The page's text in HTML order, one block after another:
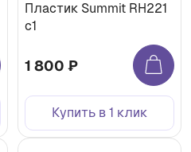
Пластик Summit RH221
c1
1 800 ₽
Купить в 1 клик